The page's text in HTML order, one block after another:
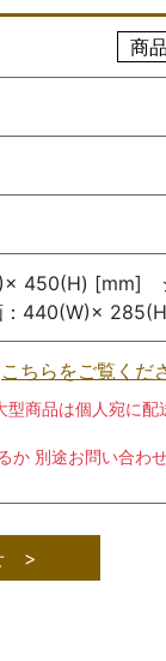
商
450(H) [mm]
440(W)×
こちらをご覧くだ
型商品は個人宛に
か 別途お問い合わせ
>